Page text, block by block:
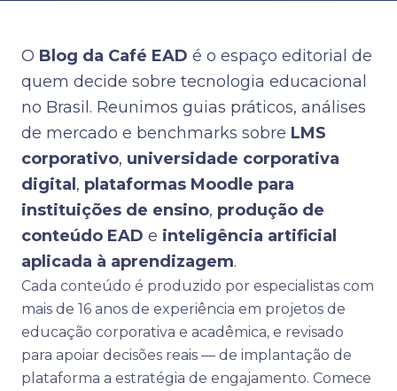
O Blog da Café EAD é o espaço editorial de
quem decide sobre tecnologia educacional
no Brasil. Reunimos guias práticos, análises
de mercado e benchmarks sobre LMS
corporativo, universidade corporativa
digital , plataformas Moodle para
instituições de ensino, produção de
conteúdo EAD e inteligência artificial
aplicada à aprendizagem.
Cada conteúdo é produzido por especialistas com
mais de 16 anos de experiência em projetos de
educação corporativa e acadêmica, e revisado
para apoiar decisões reais — de implantação de
plataforma a estratégia de engajamento. Comece